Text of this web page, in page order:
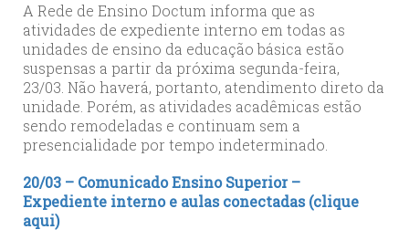
A Rede de Ensino Doctum informa que as
atividades de expediente interno em todas as
unidades de ensino da educação básica estão
suspensas a partir da próxima segunda-feira,
23/03. Não haverá, portanto, atendimento direto da
unidade. Porém, as atividades acadêmicas estão
sendo remodeladas e continuam sem a
presencialidade por tempo indeterminado.
20/03 – Comunicado Ensino Superior –
Expediente interno e aulas conectadas (clique
aqui)